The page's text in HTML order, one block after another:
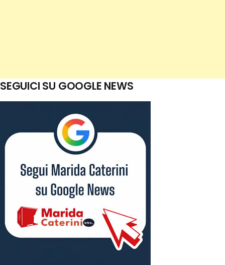
SEGUICI SU GOOGLE NEWS